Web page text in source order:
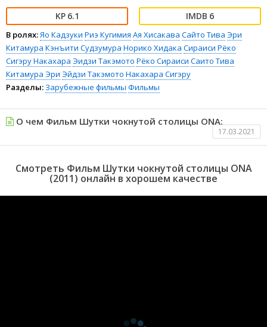
6.1 6
В ролях:Яо Кадзуки Риэ Кугимия Ая Хисакава Сайто Тива Эри
Китамура Кэнъити Судзумура Норико Хидака Сираиси Рёко
Сигэру Накахара Эидзи Такэмото Рёко Сираиси Саито Тива
Китамура Эри Эйдзи Такэмото Накахара Сигэру
Разделы: Зарубежные фильмы Фильмы
О чем Фильм Шутки чокнутой столицы ONA:
17.03.2021
Смотреть Фильм Шутки чокнутой столицы ONA
(2011) онлайн в хорошем качестве